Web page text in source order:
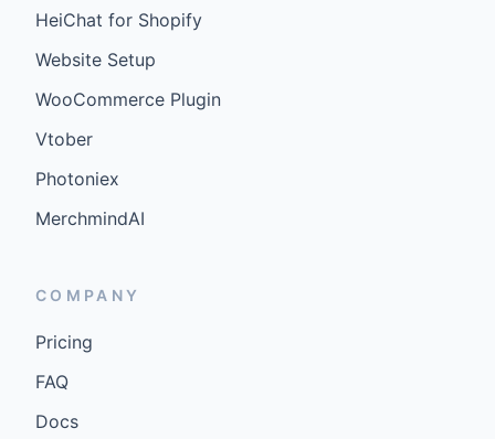
HeiChat for Shopify
Website Setup
WooCommerce Plugin
Vtober
Photoniex
MerchmindAI
COMPANY
Pricing
FAQ
Docs